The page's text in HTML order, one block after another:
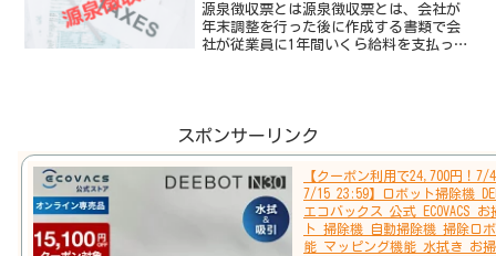
源泉徴収票とは源泉徴収票とは、会社が
年末調整を行った後に作成する書類で会
社が従業員に1年間いくら給料を支払っ
スポンサーリンク
【クーポン利用で24,700円！7/
7/15 23:59】ロボット掃除機
エコバックス 公式 ECOVACS
ト 掃除機 自動掃除機 掃除ロ
能 マッピング機能 水拭き お